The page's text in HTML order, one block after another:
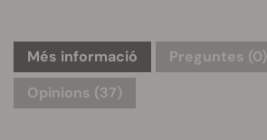
Més informació Preguntes (0)
Opinions (37)